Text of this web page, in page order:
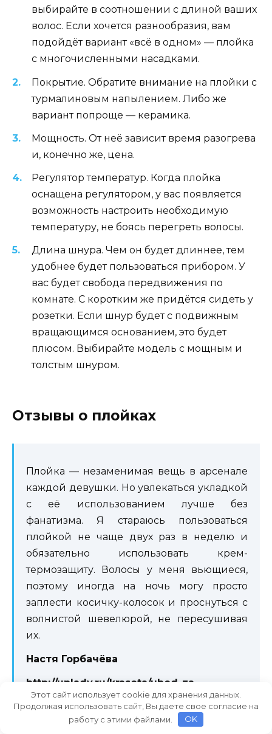
выбирайте в соотношении с длиной ваших
волос. Если хочется разнообразия, вам
подойдёт вариант «всё в одном» — плойка
с многочисленными насадками.
Покрытие. Обратите внимание на плойки с
турмалиновым напылением. Либо же
вариант попроще — керамика.
Мощность. От неё зависит время разогрева
и, конечно же, цена.
Регулятор температур. Когда плойка
оснащена регулятором, у вас появляется
возможность настроить необходимую
температуру, не боясь перегреть волосы.
Длина шнура. Чем он будет длиннее, тем
удобнее будет пользоваться прибором. У
вас будет свобода передвижения по
комнате. С коротким же придётся сидеть у
розетки. Если шнур будет с подвижным
вращающимся основанием, это будет
плюсом. Выбирайте модель с мощным и
толстым шнуром.
Отзывы о плойках
Плойка — незаменимая вещь в арсенале
каждой девушки. Но увлекаться укладкой
с её использованием лучше без
фанатизма. Я стараюсь пользоваться
плойкой не чаще двух раз в неделю и
обязательно использовать крем-
термозащиту. Волосы у меня вьющиеся,
поэтому иногда на ночь могу просто
заплести косичку-колосок и проснуться с
волнистой шевелюрой, не пересушивая
их.
Настя Горбачёва
http://uplady.ru/krasota/uhod-za-
volosami/plojka-dlya-volos-vidy-kak-
nakrutit-zavit-volosy.html#cc-38133041
Этот сайт использует cookie для хранения данных.
Продолжая использовать сайт, Вы даете свое согласие на
работу с этими файлами.
OK